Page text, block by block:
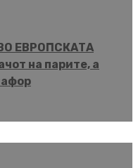
ЕВРОПСКАТА
на парите, а